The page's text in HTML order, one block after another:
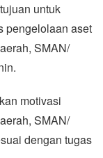
untuk
pengelolaan aset
SMAN/
motivasi
SMAN/
dengan tugas